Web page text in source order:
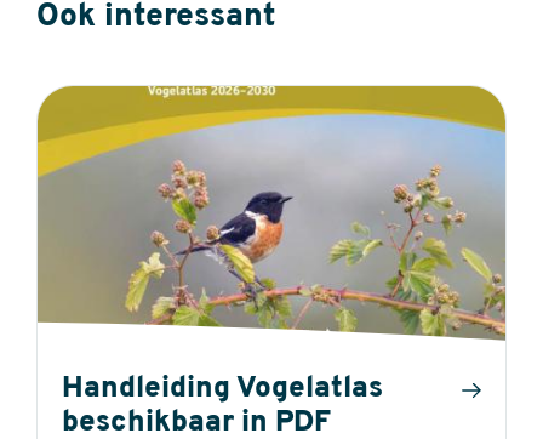
Ook interessant
Handleiding Vogelatlas
beschikbaar in PDF